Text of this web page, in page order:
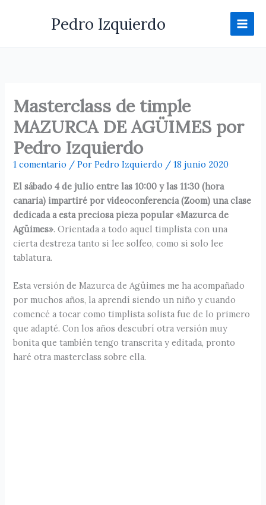
Pedro Izquierdo
Masterclass de timple
MAZURCA DE AGÜIMES por
Pedro Izquierdo
1 comentario / PorPedro Izquierdo /18 junio 2020
El sábado 4 de julio entre las 10:00 y las 11:30 (hora
canaria) impartiré por videoconferencia (Zoom) una clase
dedicada a esta preciosa pieza popular «Mazurca de
Agüimes». Orientada a todo aquel timplista con una
cierta destreza tanto si lee solfeo, como si solo lee
tablatura.
Esta versión de Mazurca de Agüimes me ha acompañado
por muchos años, la aprendí siendo un niño y cuando
comencé a tocar como timplista solista fue de lo primero
que adapté. Con los años descubrí otra versión muy
bonita que también tengo transcrita y editada, pronto
haré otra masterclass sobre ella.